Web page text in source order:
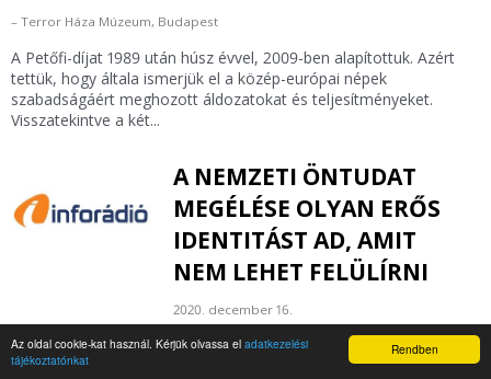
Rendben
Az oldal cookie-kat használ. Kérjük olvassa el adatkezelési
tájékoztatónkat
Terror Háza Múzeum, Budapest
A Petőfi-díjat 1989 után húsz évvel, 2009-ben alapítottuk. Azért
tettük, hogy általa ismerjük el a közép-európai népek
szabadságáért meghozott áldozatokat és teljesítményeket.
Visszatekintve a két...
A NEMZETI ÖNTUDAT
MEGÉLÉSE OLYAN ERŐS
IDENTITÁST AD, AMIT
NEM LEHET FELÜLÍRNI
2020. december 16.
1989-1990 arról is szólt, hogy
szerettünk volna visszatagozódni